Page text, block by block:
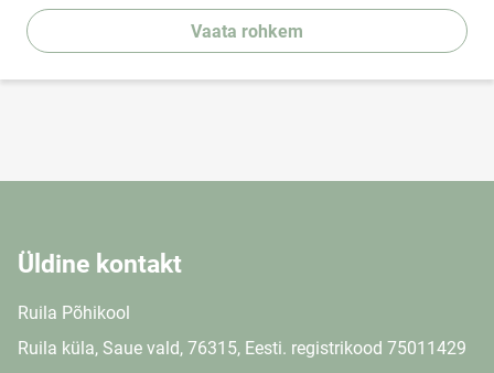
Vaata rohkem
Üldine kontakt
Ruila Põhikool
Ruila küla, Saue vald, 76315, Eesti. registrikood 75011429